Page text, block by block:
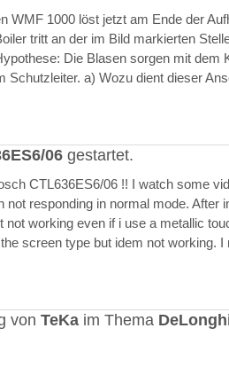
WMF 1000 löst jetzt am Ende der
tritt an der im Bild markierten
Die Blasen sorgen mit dem
Schutzleiter. a) Wozu dient dieser
06 gestartet.
CTL636ES6/06 !! I watch some
responding in normal mode. After
working even if i use a metallic
screen type but idem not working.
vonTeKa im Thema